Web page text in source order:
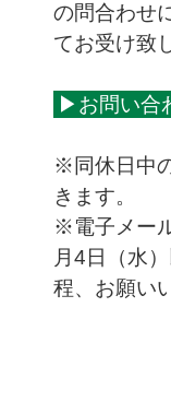
の問合わせ
てお受け致
▶お問い合
※同休日中
きます。
※電子メー
月4日（水
程、お願い